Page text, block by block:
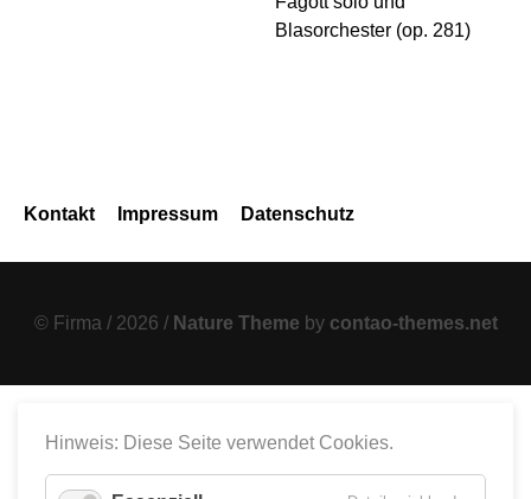
Blasorchester (op. 281)
überspringen
Kontakt Impressum Datenschutz
© Firma / 2026 / Nature Theme by contao-themes.net
Hinweis: Diese Seite verwendet Cookies.